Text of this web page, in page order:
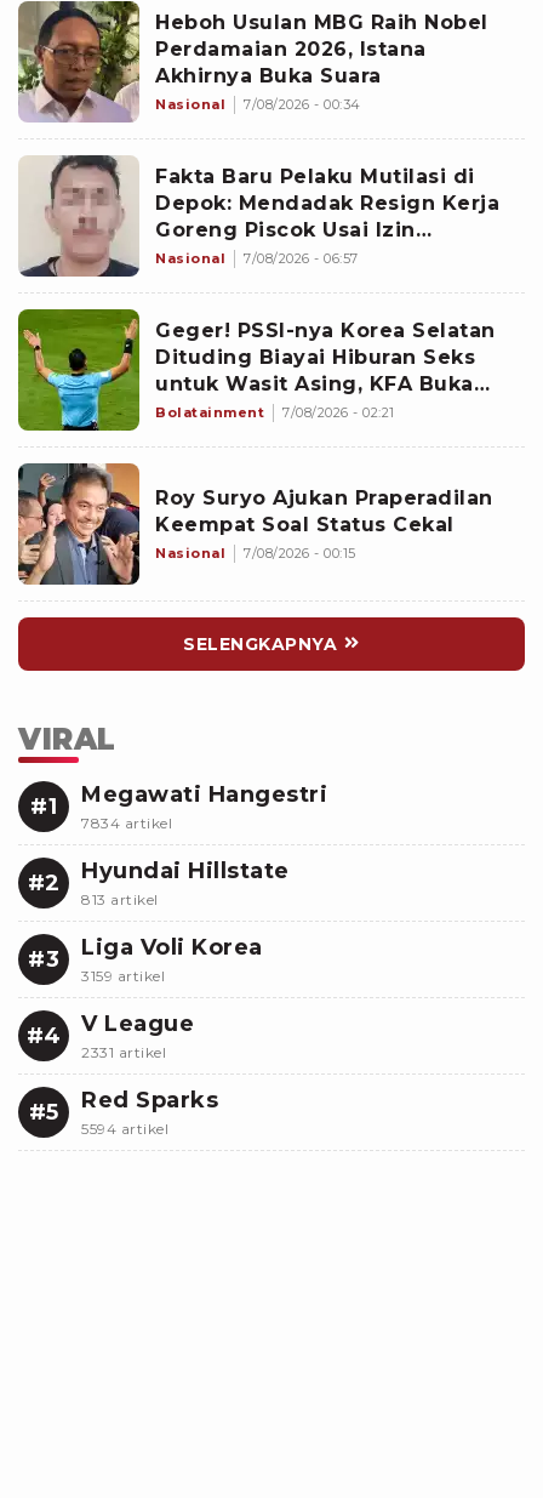
Heboh Usulan MBG Raih Nobel
Perdamaian 2026, Istana
Akhirnya Buka Suara
Nasional 7/08/2026 - 00:34
Fakta Baru Pelaku Mutilasi di
Depok: Mendadak Resign Kerja
Goreng Piscok Usai Izin
Interview di Mal
Nasional 7/08/2026 - 06:57
Geger! PSSI-nya Korea Selatan
Dituding Biayai Hiburan Seks
untuk Wasit Asing, KFA Buka
Suara
Bolatainment 7/08/2026 - 02:21
Roy Suryo Ajukan Praperadilan
Keempat Soal Status Cekal
Nasional 7/08/2026 - 00:15
SELENGKAPNYA
VIRAL
#1 Megawati Hangestri
7834 artikel
#2 Hyundai Hillstate
813 artikel
#3 Liga Voli Korea
3159 artikel
#4 V League
2331 artikel
#5 Red Sparks
5594 artikel